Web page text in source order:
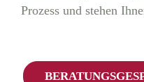
Prozess und stehen